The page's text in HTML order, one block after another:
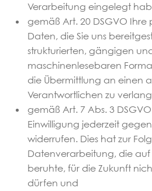
Verarbeitung eingelegt
gemäß Art. 20 DSGVO
Daten, die Sie uns
strukturierten, gängigen
maschinenlesebaren
die Übermittlung an einen
Verantwortlichen zu
gemäß Art. 7 Abs. 3
Einwilligung jederzeit
widerrufen. Dies hat zur
Datenverarbeitung, die auf
beruhte, für die Zukunft
dürfen und